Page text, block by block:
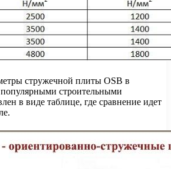
стружечной плиты OSB в
строительными
в виде таблице, где сравнение идет